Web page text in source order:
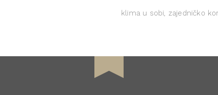
klima u sobi, zajedničko